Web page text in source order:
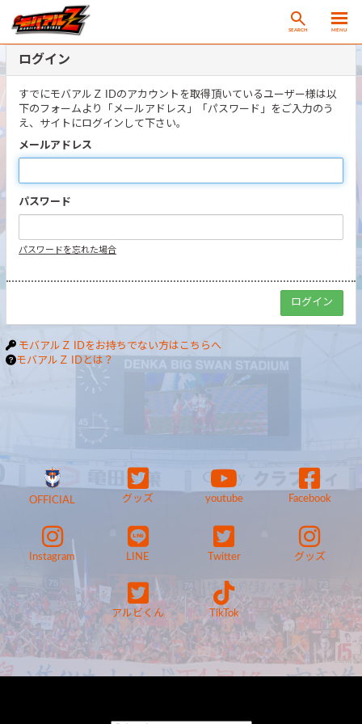
SEARCH MENU
ログイン
すでにモバアルＺ IDのアカウントを取得頂いているユーザー様は以
下のフォームより「メールアドレス」「パスワード」をご入力のう
え、サイトにログインして下さい。
メールアドレス
パスワード
パスワードを忘れた場合
モバアルＺ IDをお持ちでない方はこちらへ
モバアルＺ IDとは？
OFFICIAL グッズ youtube Facebook
Instagram LINE Twitter グッズ
アルビくん TikTok